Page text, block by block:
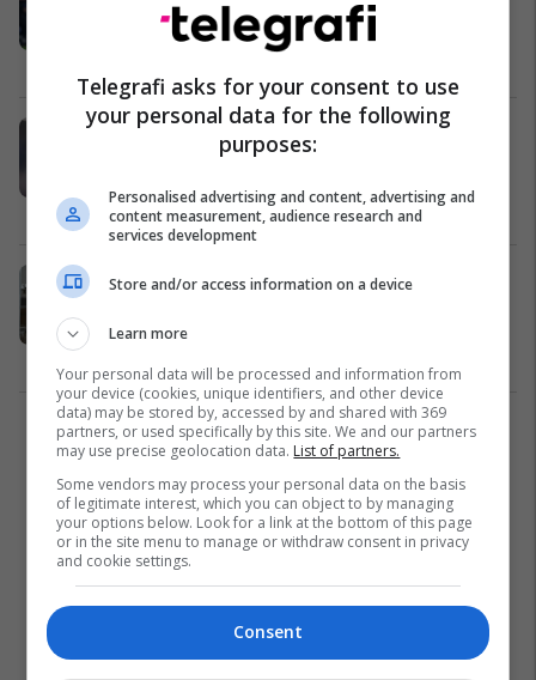
Valon Berisha do t'i bashkohet
gjigantit boshnjak
Valon Berisha afër largimit nga
LASK-u, do t’i bashkohet skuadrës
Ligat tjera 18/01/2026
Çfarë deklaroi ish-drejtori i
Auditimit të Brendshëm në BKS?
1
Telegrafi asks for your consent to use
your personal data for the following
purposes:
Personalised advertising and content, advertising and
content measurement, audience research and
services development
Store and/or access information on a device
Learn more
Your personal data will be processed and information from
your device (cookies, unique identifiers, and other device
data) may be stored by, accessed by and shared with 369
partners, or used specifically by this site. We and our partners
may use precise geolocation data. List of partners.
Some vendors may process your personal data on the basis
of legitimate interest, which you can object to by managing
your options below. Look for a link at the bottom of this page
or in the site menu to manage or withdraw consent in privacy
and cookie settings.
Consent